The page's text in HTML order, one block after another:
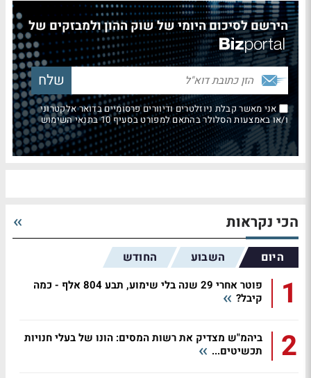
הירשם לסיכום היומי של שוק ההון ולמבזקים של
אני מאשר קבלת ניוזלטרים ודיוורים פרסומיים בדואר אלקטרוני
ו/או באמצעות הסלולר בהתאם למפורט בסעיף 10 בתנאי השימוש
הכי נקראות
היום השבוע החודש
1
פוטר אחרי 29 שנה בלי שימוע, תבע 804 אלף - כמה
קיבל?
2
ביהמ"ש מצדיק את רשות המסים: הונו של בעלי חנויות
תכשיטים...